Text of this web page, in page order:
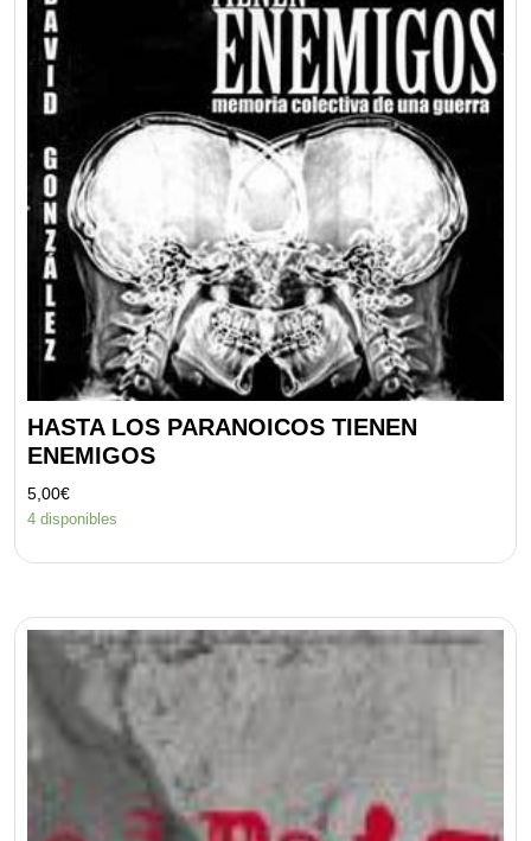
HASTA LOS PARANOICOS TIENEN
ENEMIGOS
5,00€
4 disponibles